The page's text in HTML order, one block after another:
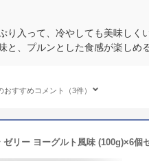
り入って、冷やしても美味しく
、プルンとした食感が楽しめ
おすすめコメント（3件）